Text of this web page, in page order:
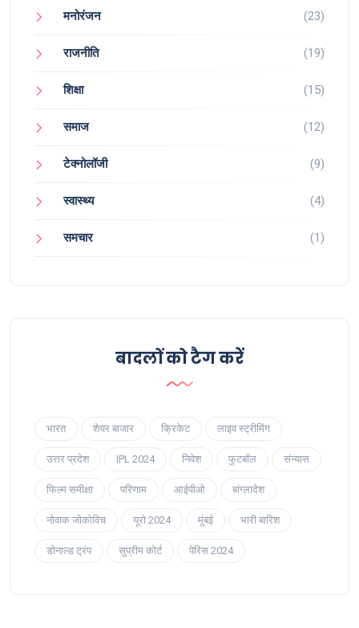
मनोरंजन (23)
राजनीति (19)
शिक्षा (15)
समाज (12)
टेक्नोलॉजी (9)
स्वास्थ्य (4)
समचार (1)
बादलों को टैग करें
भारत शेयर बाजार क्रिकेट लाइव स्ट्रीमिंग
उत्तर प्रदेश IPL 2024 निवेश फुटबॉल संन्यास
फिल्म समीक्षा परिणाम आईपीओ बांग्लादेश
नोवाक जोकोविच यूरो 2024 मुंबई भारी बारिश
डोनाल्ड ट्रंप सुप्रीम कोर्ट पेरिस 2024